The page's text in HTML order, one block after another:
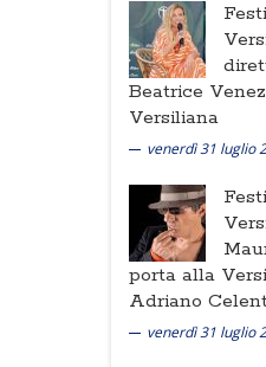
Beatrice
Versiliana
venerdì 31 luglio
porta alla
Adriano
venerdì 31 luglio